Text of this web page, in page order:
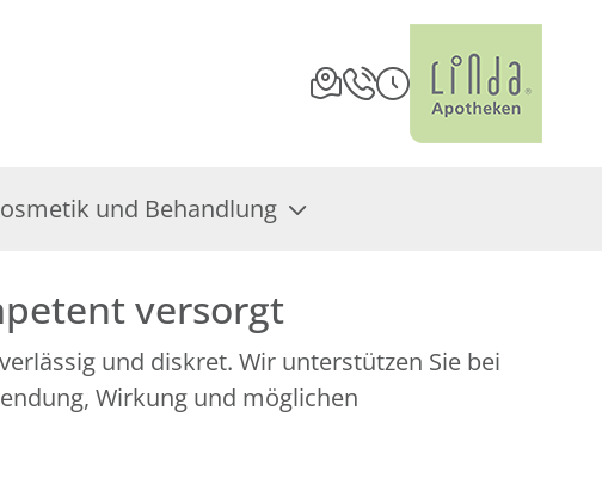
und Behandlung
versorgt
und diskret. Wir unterstützen Sie bei
Wirkung und möglichen